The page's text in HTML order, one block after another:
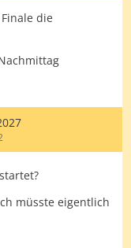
die
müsste eigentlich